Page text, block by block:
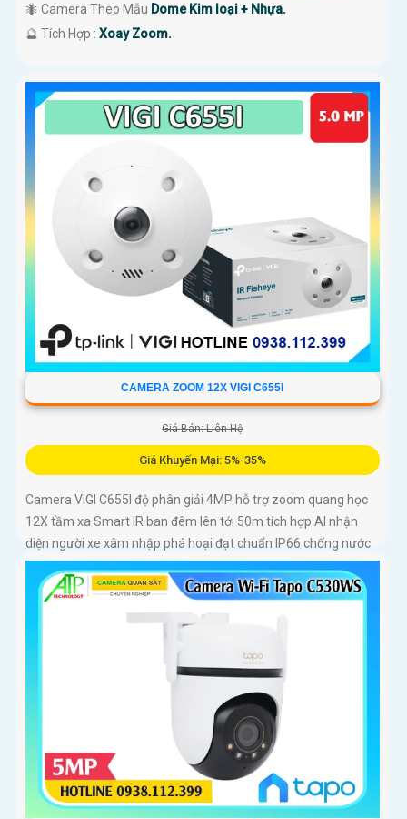
🐜 Camera Theo Mẫu Dome Kim loại + Nhựa.
️🔮 Tích Hợp : Xoay Zoom.
CAMERA ZOOM 12X VIGI C655I
Giá Bán: Liên Hệ
Giá Khuyến Mại: 5%-35%
Camera VIGI C655I độ phân giải 4MP hỗ trợ zoom quang học
12X tầm xa Smart IR ban đêm lên tới 50m tích hợp AI nhận
diện người xe xâm nhập phá hoại đạt chuẩn IP66 chống nước
ghi hình ổn định qua PoE lưu trữ trên microSD 256GB hoặc
đầu ghi hình giám sát qua ứng dụng VIGI tiện lợi